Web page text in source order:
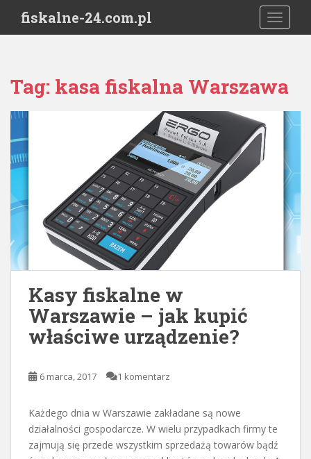
i
fiskalne-24.com.pl
Tag: kasa fiskalna Warszawa
Kasy fiskalne w
Warszawie – jak kupić
właściwe urządzenie?
6 marca, 2017 1 komentarz
Każdego dnia w Warszawie zakładane są nowe
działalności gospodarcze. W wielu przypadkach firmy te
zajmują się przede wszystkim sprzedażą towarów bądź